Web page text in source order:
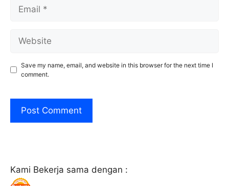
Save my name, email, and website in this browser for the next time I
comment.
Kami Bekerja sama dengan :